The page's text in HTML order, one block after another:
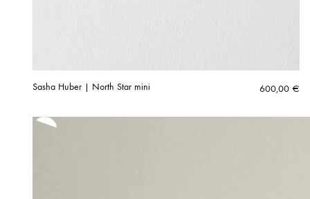
Sasha Huber | North Star mini 600,00 €